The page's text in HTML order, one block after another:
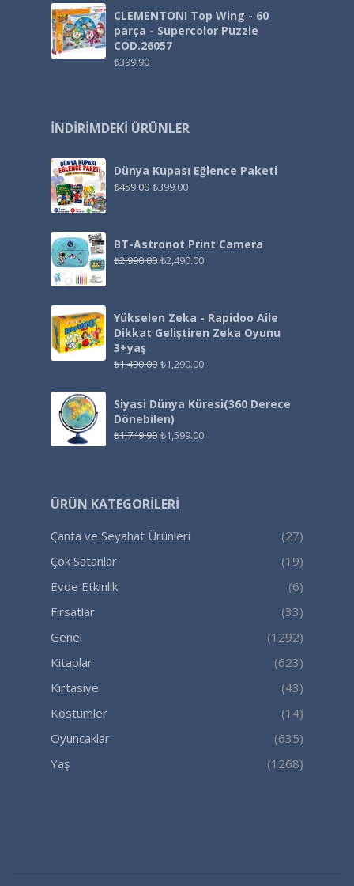
CLEMENTONI Top Wing - 60
parça - Supercolor Puzzle
COD.26057
₺399.90
İNDIRIMDEKI ÜRÜNLER
Dünya Kupası Eğlence Paketi
₺459.00 ₺399.00
BT-Astronot Print Camera
₺2,990.00 ₺2,490.00
Yükselen Zeka - Rapidoo Aile
Dikkat Geliştiren Zeka Oyunu
3+yaş
₺1,490.00 ₺1,290.00
Siyasi Dünya Küresi(360 Derece
Dönebilen)
₺1,749.90 ₺1,599.00
ÜRÜN KATEGORILERI
Çanta ve Seyahat Ürünleri
(27)
Çok Satanlar
(19)
Evde Etkinlik
(6)
Fırsatlar
(33)
Genel
(1292)
Kitaplar
(623)
Kırtasiye
(43)
Kostümler
(14)
Oyuncaklar
(635)
Yaş
(1268)